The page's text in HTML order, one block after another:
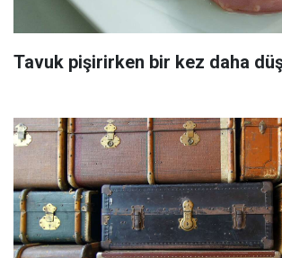
Tavuk pişirirken bir kez daha